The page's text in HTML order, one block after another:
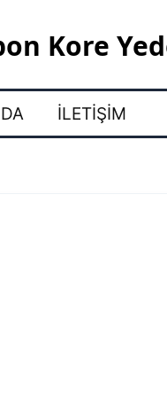
Kore
İLETIŞIM